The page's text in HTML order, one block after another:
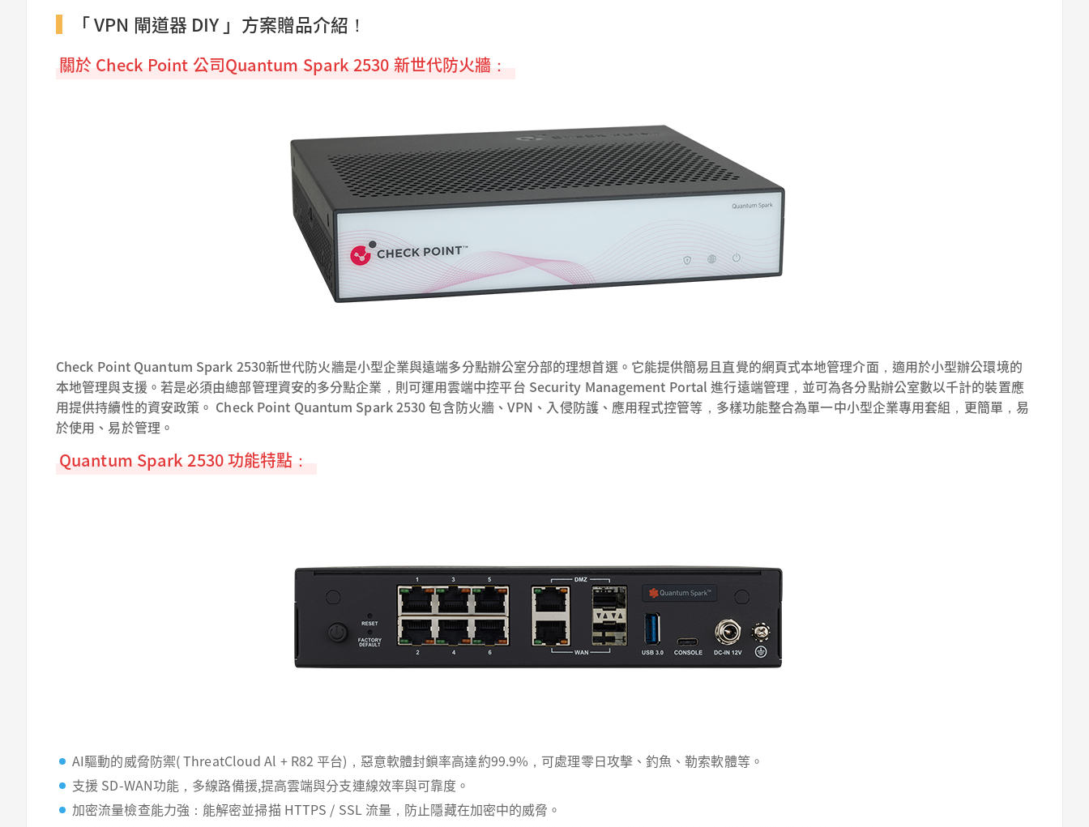
「 VPN 閘道器 DIY 」方案贈品介紹！
關於 Check Point 公司Quantum Spark 2530 新世代防火牆：
Check Point Quantum Spark 2530新世代防火牆是小型企業與遠端多分點辦公室分部的理想首選。它能提供簡易且直覺的網頁式本地管理介面，適用於小型辦公環境的
本地管理與支援。若是必須由總部管理資安的多分點企業，則可運用雲端中控平台 Security Management Portal 進行遠端管理，並可為各分點辦公室數以千計的裝置應
用提供持續性的資安政策。 Check Point Quantum Spark 2530 包含防火牆、VPN、入侵防護、應用程式控管等，多樣功能整合為單一中小型企業專用套組，更簡單，易
於使用、易於管理。
Quantum Spark 2530 功能特點：
AI驅動的威脅防禦( ThreatCloud Al + R82 平台)，惡意軟體封鎖率高達約99.9%，可處理零日攻擊、釣魚、勒索軟體等。
支援 SD-WAN功能，多線路備援,提高雲端與分支連線效率與可靠度。
加密流量檢查能力強：能解密並掃描 HTTPS / SSL 流量，防止隱藏在加密中的威脅。